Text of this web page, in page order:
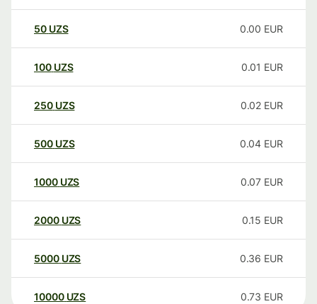
50 UZS 0.00 EUR
100 UZS 0.01 EUR
250 UZS 0.02 EUR
500 UZS 0.04 EUR
1000 UZS 0.07 EUR
2000 UZS 0.15 EUR
5000 UZS 0.36 EUR
10000 UZS 0.73 EUR